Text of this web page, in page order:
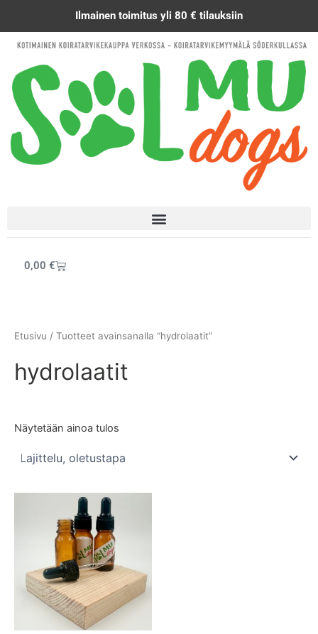
Ilmainen toimitus yli 80 € tilauksiin
0,00 €Cart
Etusivu / Tuotteet avainsanalla “hydrolaatit”
hydrolaatit
Näytetään ainoa tulos